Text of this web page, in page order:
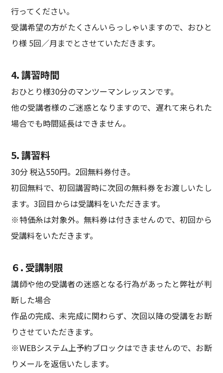
行ってください。
受講希望の方がたくさんいらっしゃいますので、おひと
り様 5回／月までとさせていただきます。
4. 講習時間
おひとり様30分のマンツーマンレッスンです。
他の受講者様のご迷惑となりますので、遅れて来られた
場合でも時間延長はできません。
5. 講習料
30分 税込550円。2回無料券付き。
初回無料で、初回講習時に次回の無料券をお渡しいたし
ます。3回目からは受講料をいただきます。
※特価糸は対象外。無料券は付きませんので、初回から
受講料をいただきます。
６. 受講制限
講師や他の受講者の迷惑となる行為があったと弊社が判
断した場合
作品の完成、未完成に関わらず、次回以降の受講をお断
りさせていただきます。
※WEBシステム上予約ブロックはできませんので、お断
りメールを返信いたします。